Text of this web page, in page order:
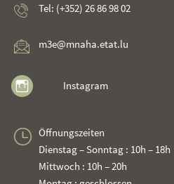
Tel: (+352) 26 86 98 02
m3e@mnaha.etat.lu
Instagram
Öffnungszeiten
Dienstag – Sonntag : 10h – 18h
Mittwoch : 10h – 20h